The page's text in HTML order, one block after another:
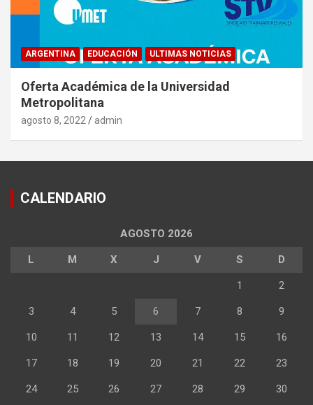
ARGENTINA EDUCACIÓN ULTIMAS NOTICIAS
Oferta Académica de la Universidad
Metropolitana
agosto 8, 2022 admin
CALENDARIO
AGOSTO 2026
L M X J V S D
1 2
3 4 5 6 7 8 9
10 11 12 13 14 15 16
17 18 19 20 21 22 23
24 25 26 27 28 29 30